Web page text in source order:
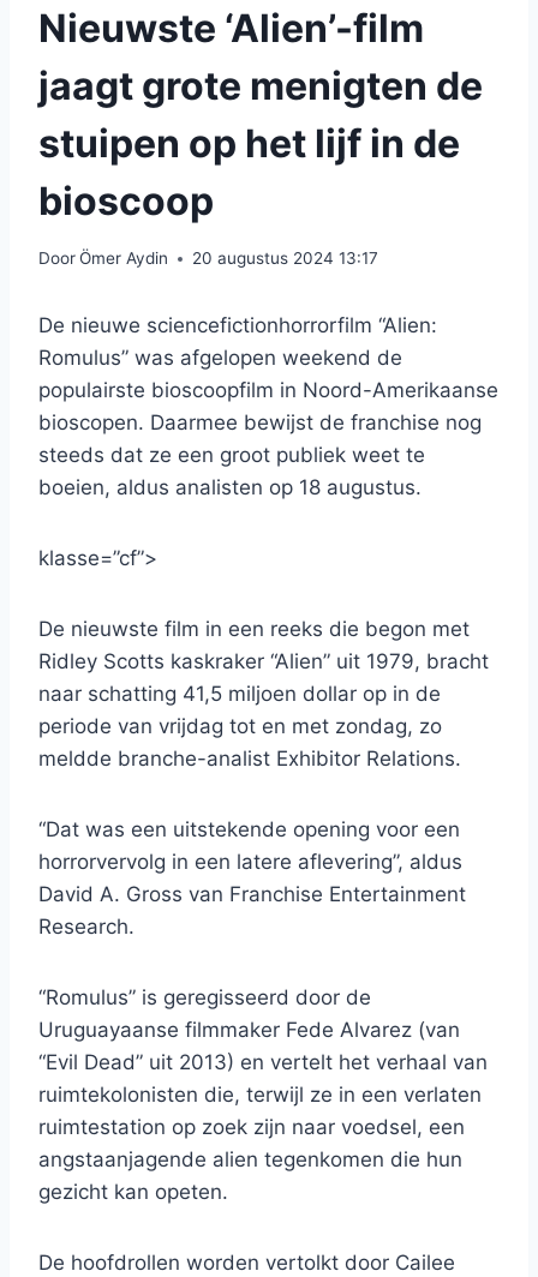
Nieuwste ‘Alien’-film
jaagt grote menigten de
stuipen op het lijf in de
bioscoop
DoorÖmer Aydin 20 augustus 2024 13:17
De nieuwe sciencefictionhorrorfilm “Alien:
Romulus” was afgelopen weekend de
populairste bioscoopfilm in Noord-Amerikaanse
bioscopen. Daarmee bewijst de franchise nog
steeds dat ze een groot publiek weet te
boeien, aldus analisten op 18 augustus.
klasse=”cf”>
De nieuwste film in een reeks die begon met
Ridley Scotts kaskraker “Alien” uit 1979, bracht
naar schatting 41,5 miljoen dollar op in de
periode van vrijdag tot en met zondag, zo
meldde branche-analist Exhibitor Relations.
“Dat was een uitstekende opening voor een
horrorvervolg in een latere aflevering”, aldus
David A. Gross van Franchise Entertainment
Research.
“Romulus” is geregisseerd door de
Uruguayaanse filmmaker Fede Alvarez (van
“Evil Dead” uit 2013) en vertelt het verhaal van
ruimtekolonisten die, terwijl ze in een verlaten
ruimtestation op zoek zijn naar voedsel, een
angstaanjagende alien tegenkomen die hun
gezicht kan opeten.
De hoofdrollen worden vertolkt door Cailee